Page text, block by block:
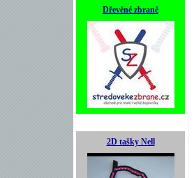
Dřevěné zbraně
2D tašky Nell